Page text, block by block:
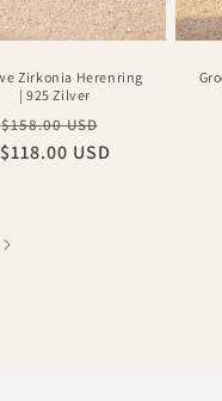
Zirkonia Herenring
| 925 Zilver
Regular
price
$158.00 USD
$118.00 USD